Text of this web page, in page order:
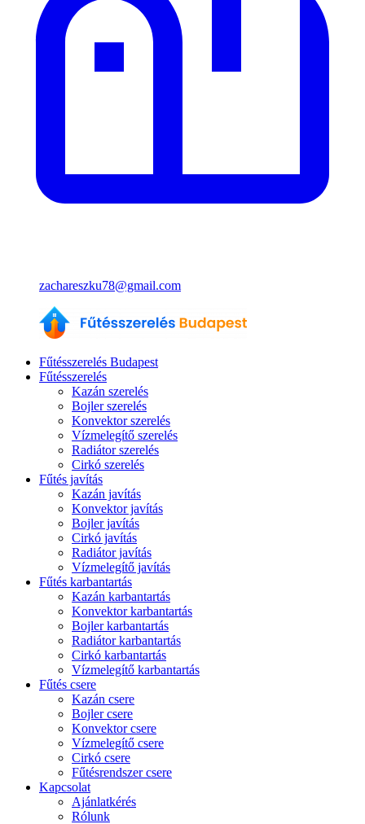
zachareszku78@gmail.com
Fűtésszerelés Budapest
Fűtésszerelés
Kazán szerelés
Bojler szerelés
Konvektor szerelés
Vízmelegítő szerelés
Radiátor szerelés
Cirkó szerelés
Fűtés javítás
Kazán javítás
Konvektor javítás
Bojler javítás
Cirkó javítás
Radiátor javítás
Vízmelegítő javítás
Fűtés karbantartás
Kazán karbantartás
Konvektor karbantartás
Bojler karbantartás
Radiátor karbantartás
Cirkó karbantartás
Vízmelegítő karbantartás
Fűtés csere
Kazán csere
Bojler csere
Konvektor csere
Vízmelegítő csere
Cirkó csere
Fűtésrendszer csere
Kapcsolat
Ajánlatkérés
Rólunk